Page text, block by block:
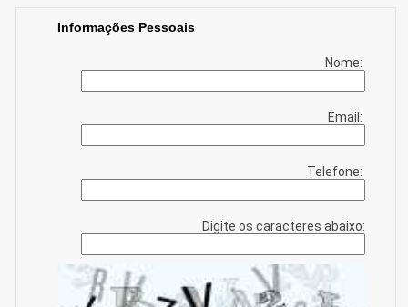
Informações Pessoais
Nome:
Email:
Telefone:
Digite os caracteres abaixo: